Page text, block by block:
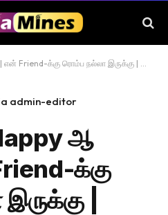
ரொம்ப நல்லா இருக்கு | Breast Implant Surgery
admin-editor
ஆ
க்கு
|